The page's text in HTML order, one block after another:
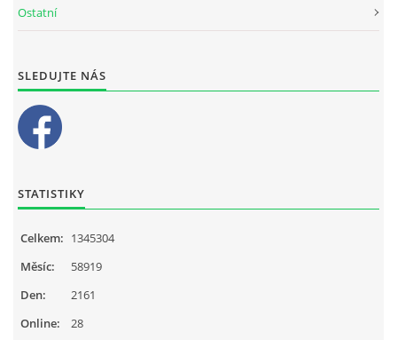
Ostatní
SLEDUJTE NÁS
STATISTIKY
Online: 28
Celkem: 1345304
Měsíc:
58919
Den:
2161